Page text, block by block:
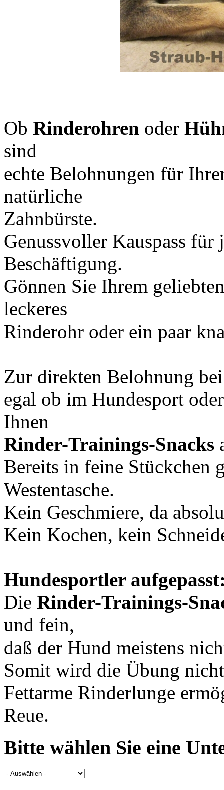
Ob Rinderohren oder
sind
echte Belohnungen für
natürliche
Zahnbürste.
Genussvoller Kauspass
Beschäftigung.
Gönnen Sie Ihrem
leckeres
Rinderohr oder ein paar
Zur direkten Belohnung
egal ob im Hundesport
Ihnen
Rinder-Trainings-Snacks
Bereits in feine Stückchen
Westentasche.
Kein Geschmiere, da
Kein Kochen, kein
Hundesportler
Die Rinder-Trainings-
und fein,
daß der Hund meistens
Somit wird die Übung
Fettarme Rinderlunge
Reue.
Bitte wählen Sie eine